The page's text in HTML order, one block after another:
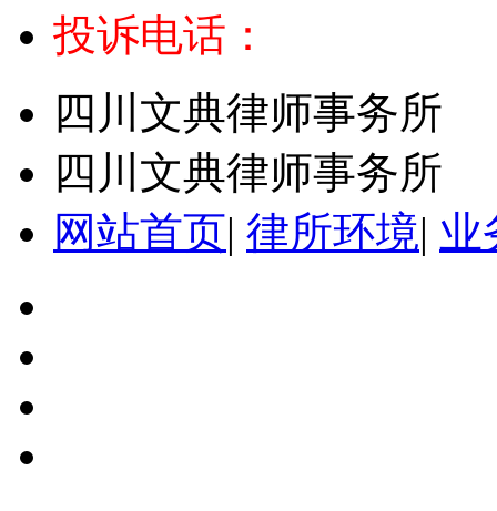
投诉电话：
四川文典律师事务所
四川文典律师事务所
网站首页| 律所环境| 业